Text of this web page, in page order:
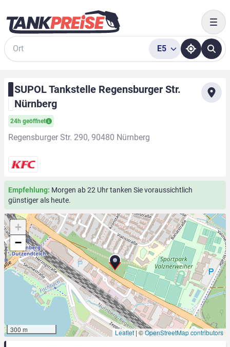
Suche
E5
SUPOL Tankstelle Regensburger Str.
Nürnberg
24h geöffnet
Regensburger Str. 290, 90480 Nürnberg
Empfehlung: Morgen ab 22 Uhr tanken Sie voraussichtlich
günstiger als heute.
+
−
300 m Leaflet |©OpenStreetMap contributors